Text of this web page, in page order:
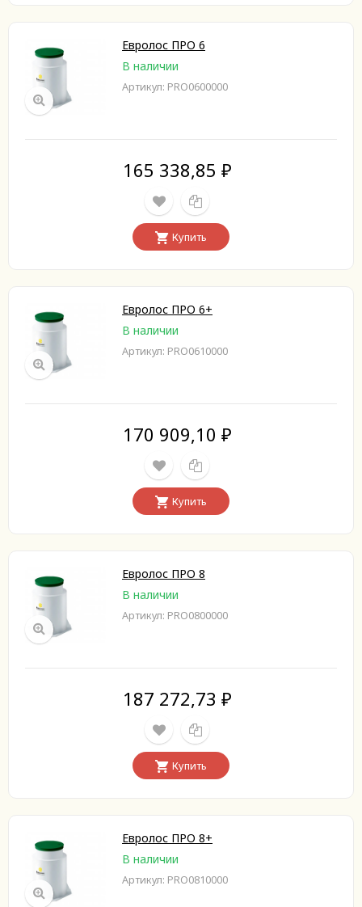
Евролос ПРО 6
В наличии
Артикул: PRO0600000
165 338,85 ₽
Купить
Евролос ПРО 6+
В наличии
Артикул: PRO0610000
170 909,10 ₽
Купить
Евролос ПРО 8
В наличии
Артикул: PRO0800000
187 272,73 ₽
Купить
Евролос ПРО 8+
В наличии
Артикул: PRO0810000